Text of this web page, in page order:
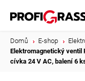
Domů E-shop
Elektromagnetický ventil
cívka 24 V AC, balení 6